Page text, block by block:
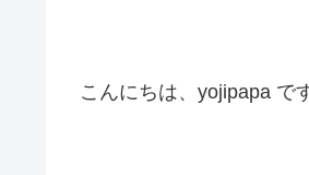
こんにちは、yojipapa で